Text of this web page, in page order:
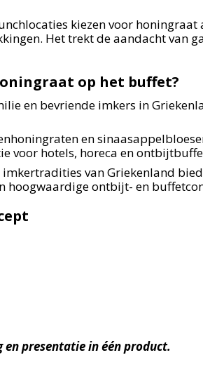
kiezen voor
Het trekt de aandacht van
op het buffet?
en bevriende imkers in
en
voor hotels, horeca en
van Griekenland
ontbijt- en
presentatie in één product.